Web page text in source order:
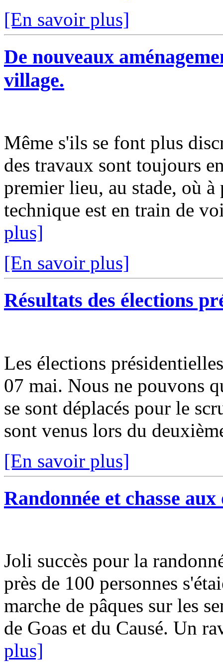
[En savoir plus]
De nouveaux
village.
Même s'ils se font plus
des travaux sont toujours
premier lieu, au stade, où
technique est en train de
plus]
[En savoir plus]
Résultats des élections
Les élections
07 mai. Nous ne pouvons
se sont déplacés pour le
sont venus lors du
[En savoir plus]
Randonnée et chasse
Joli succès pour la
près de 100 personnes
marche de pâques sur les
de Goas et du Causé. Un
plus]